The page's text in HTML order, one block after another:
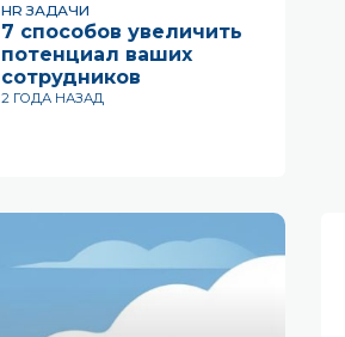
HR ЗАДАЧИ
7 способов увеличить
потенциал ваших
сотрудников
2 ГОДА НАЗАД